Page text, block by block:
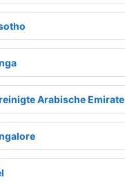
Arabische Emirate